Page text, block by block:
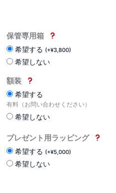
保管専用箱
希望する (+¥3,800)
希望しない
額装
希望する
有料（お問い合わせください）
希望しない
プレゼント用ラッピング
希望する (+¥5,000)
希望しない